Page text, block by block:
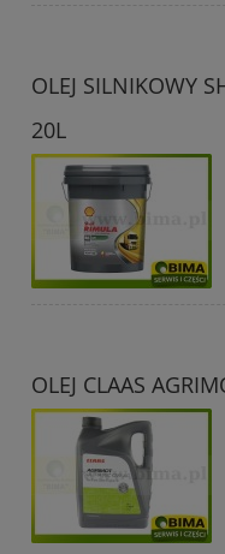
OLEJ SILNIKOWY
20L
OLEJ CLAAS